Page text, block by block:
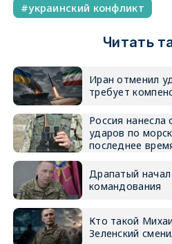
украинский конфликт
Читать
Иран отменил
требует
Россия нанесла
ударов по
последнее
Драпатый
командования
Кто такой
Зеленский